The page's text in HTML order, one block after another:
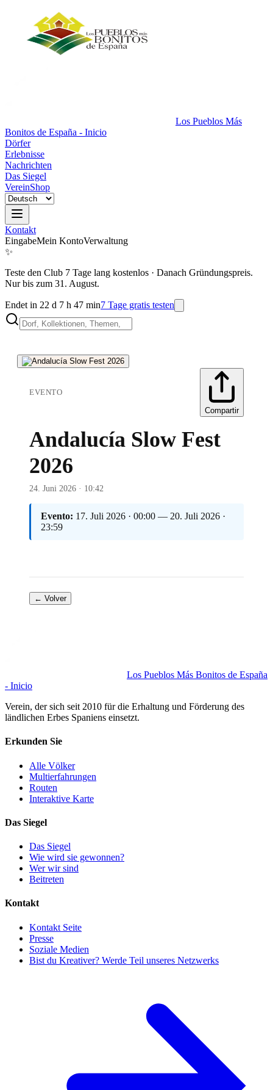
Los Pueblos Más
Bonitos de España - Inicio
Dörfer
Erlebnisse
Nachrichten
Das Siegel
VereinShop
Kontakt
EingabeMein KontoVerwaltung
✨
Teste den Club 7 Tage lang kostenlos · Danach Gründungspreis.
Nur bis zum 31. August.
Endet in 22 d 7 h 47 min7 Tage gratis testen
EVENTO
Compartir
Andalucía Slow Fest
2026
24. Juni 2026 · 10:42
Evento: 17. Juli 2026 · 00:00 — 20. Juli 2026 ·
23:59
← Volver
Los Pueblos Más Bonitos de España
- Inicio
Verein, der sich seit 2010 für die Erhaltung und Förderung des
ländlichen Erbes Spaniens einsetzt.
Erkunden Sie
Alle Völker
Multierfahrungen
Routen
Interaktive Karte
Das Siegel
Das Siegel
Wie wird sie gewonnen?
Wer wir sind
Beitreten
Kontakt
Kontakt Seite
Presse
Soziale Medien
Bist du Kreativer? Werde Teil unseres Netzwerks